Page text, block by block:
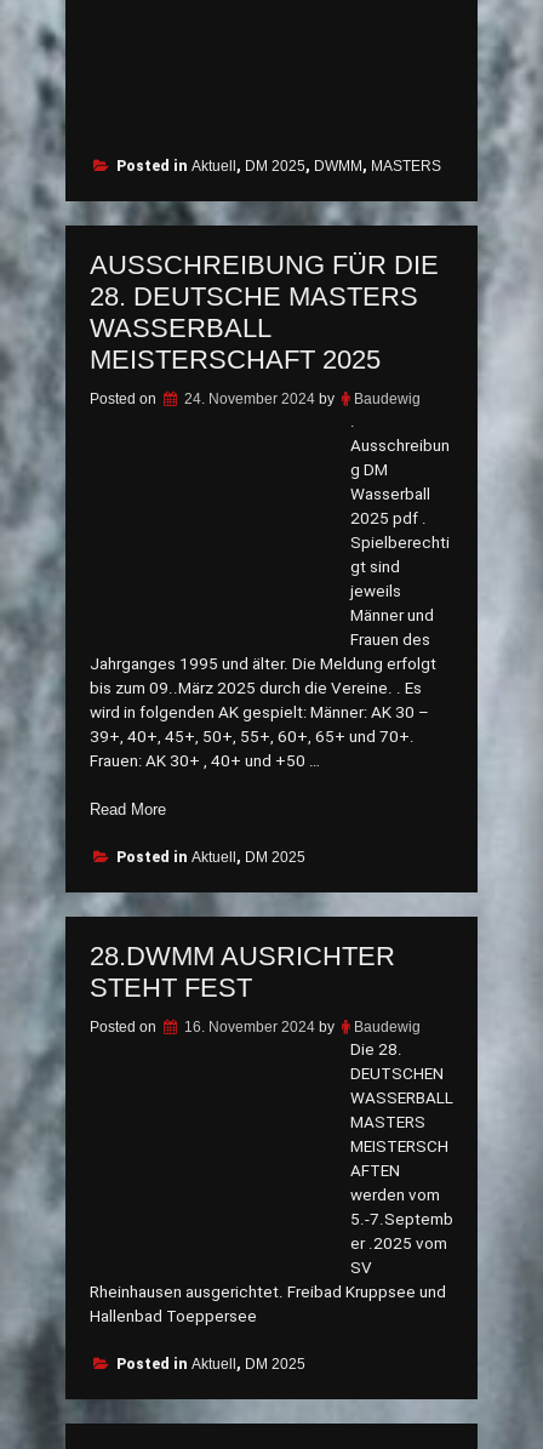
Posted in Aktuell , DM 2025, DWMM , MASTERS
AUSSCHREIBUNG FÜR DIE
28. DEUTSCHE MASTERS
WASSERBALL
MEISTERSCHAFT 2025
Posted on 24. November 2024by Baudewig
.
Ausschreibun
g DM
Wasserball
2025 pdf .
Spielberechti
gt sind
jeweils
Männer und
Frauen des
Jahrganges 1995 und älter. Die Meldung erfolgt
bis zum 09..März 2025 durch die Vereine. . Es
wird in folgenden AK gespielt: Männer: AK 30 –
39+, 40+, 45+, 50+, 55+, 60+, 65+ und 70+.
Frauen: AK 30+ , 40+ und +50 …
Read More„Ausschreibung
die
Deutsche
Wasserball
Meisterschaft
2025“
Posted in Aktuell , DM 2025
28.DWMM AUSRICHTER
STEHT FEST
Posted on 16. November 2024by Baudewig
Die 28.
DEUTSCHEN
WASSERBALL
MASTERS
MEISTERSCH
AFTEN
werden vom
5.-7.Septemb
er .2025 vom
SV
Rheinhausen ausgerichtet. Freibad Kruppsee und
Hallenbad Toeppersee
Posted in Aktuell , DM 2025